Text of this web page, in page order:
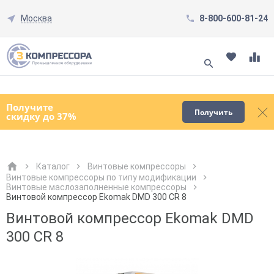
Москва 8-800-600-81-24
Получите
скидку до 37% Получить
Смотреть все товары
Каталог
Винтовые компрессоры
Винтовые компрессоры по типу модификации
Винтовые маслозаполненные компрессоры
Винтовой компрессор Ekomak DMD 300 CR 8
Винтовой компрессор Ekomak DMD
300 CR 8
Как к Вам обращаться?
Телефон
Как к Вам обращаться?
Телефон
Город доставки
Как к Вам обращаться?
Как к Вам обращаться?
Телефон